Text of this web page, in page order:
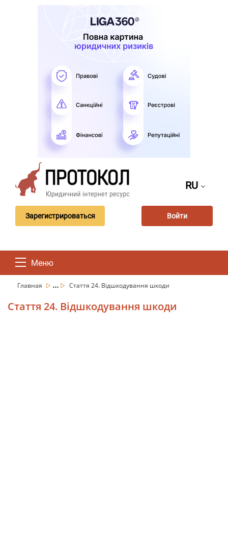
RU
Зарегистрироваться Войти
Меню
Главная ... Стаття 24. Відшкодування шкоди
Стаття 24. Відшкодування шкоди